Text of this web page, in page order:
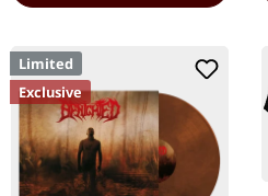
Limited
Exclusive